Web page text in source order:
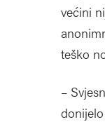
većini
teško
–